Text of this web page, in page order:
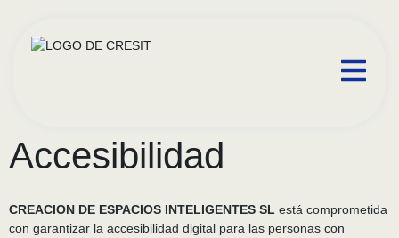
Accesibilidad
CREACION DE ESPACIOS INTELIGENTES SL está comprometida
con garantizar la accesibilidad digital para las personas con